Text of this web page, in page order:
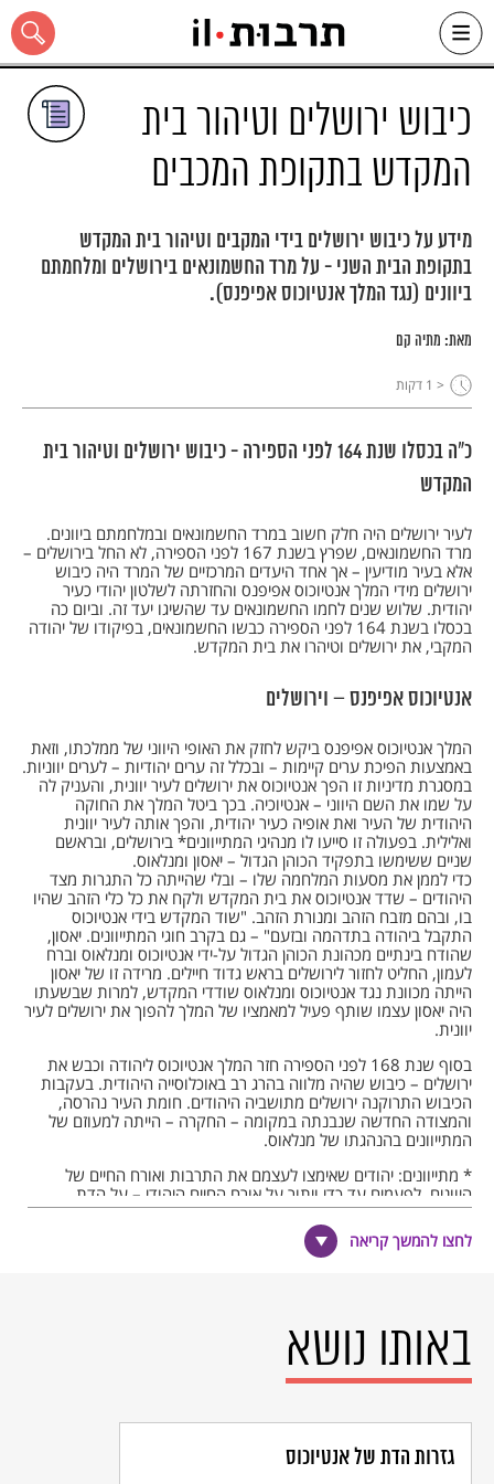
Skip
content
כל האתר
כיבוש ירושלים וטיהור בית
המקדש בתקופת המכבים
מידע על כיבוש ירושלים בידי המקבים וטיהור בית המקדש
בתקופת הבית השני - על מרד החשמונאים בירושלים ומלחמתם
ביוונים (נגד המלך אנטיוכוס אפיפנס).
מאת: מתיה קם
< 1 דקות
כ"ה בכסלו שנת 164 לפני הספירה - כיבוש ירושלים וטיהור בית
המקדש
לעיר ירושלים היה חלק חשוב במרד החשמונאים ובמלחמתם ביוונים.
מרד החשמונאים, שפרץ בשנת 167 לפני הספירה, לא החל בירושלים –
אלא בעיר מודיעין – אך אחד היעדים המרכזיים של המרד היה כיבוש
ירושלים מידי המלך אנטיוכוס אפיפנס והחזרתה לשלטון יהודי כעיר
יהודית. שלוש שנים לחמו החשמונאים עד שהשיגו יעד זה. וביום כה
בכסלו בשנת 164 לפני הספירה כבשו החשמונאים, בפיקודו של יהודה
המקבי, את ירושלים וטיהרו את בית המקדש.
אנטיוכוס אפיפנס – וירושלים
המלך אנטיוכוס אפיפנס ביקש לחזק את האופי היווני של ממלכתו, וזאת
באמצעות הפיכת ערים קיימות – ובכלל זה ערים יהודיות – לערים יווניות.
במסגרת מדיניות זו הפך אנטיוכוס את ירושלים לעיר יוונית, והעניק לה
על שמו את השם היווני – אנטיוכיה. בכך ביטל המלך את החוקה
היהודית של העיר ואת אופיה כעיר יהודית, והפך אותה לעיר יוונית
ואלילית. בפעולה זו סייעו לו מנהיגי המתייוונים* בירושלים, ובראשם
שניים ששימשו בתפקיד הכוהן הגדול – יאסון ומנלאוס.
כדי לממן את מסעות המלחמה שלו – ובלי שהייתה כל התגרות מצד
היהודים – שדד אנטיוכוס את בית המקדש ולקח את כל כלי הזהב שהיו
בו, ובהם מזבח הזהב ומנורת הזהב. "שוד המקדש בידי אנטיוכוס
התקבל ביהודה בתדהמה ובזעם" – גם בקרב חוגי המתייוונים. יאסון,
שהודח בינתיים מכהונת הכוהן הגדול על-ידי אנטיוכוס ומנלאוס וברח
לעמון, החליט לחזור לירושלים בראש גדוד חיילים. מרידה זו של יאסון
הייתה מכוונת נגד אנטיוכוס ומנלאוס שודדי המקדש, למרות שבשעתו
היה יאסון עצמו שותף פעיל למאמציו של המלך להפוך את ירושלים לעיר
יוונית.
בסוף שנת 168 לפני הספירה חזר המלך אנטיוכוס ליהודה וכבש את
ירושלים – כיבוש שהיה מלווה בהרג רב באוכלוסייה היהודית. בעקבות
הכיבוש התרוקנה ירושלים מתושביה היהודים. חומת העיר נהרסה,
והמצודה החדשה שנבנתה במקומה – החקרה – הייתה למעוזם של
המתייוונים בהנהגתו של מנלאוס.
* מתייוונים: יהודים שאימצו לעצמם את התרבות ואורח החיים של
היוונים, לפעמים עד כדי ויתור על אורח החיים היהודי – על הדת
והמסורת היהודית.
לפני הספירה. שלוש שנים נלחמו החשמונאים בצבאותיו של המלך
אנטיוכוס אפיפנס – עד שהצליחו לכבוש את ירושלים. מתתיהו
החשמונאי עמד בראש המרד במשך כשנה, ולאחר מותו עבר הפיקוד על
המרד לבנו השלישי, יהודה, שנודע בכינוי "המקבי". יהודה נחשב
את המורדים לכיבוש ירושלים בחודש כסלו שנת 164 לפני הספירה.
לכיבוש ירושלים קדמו כמה ניצחונות חשובים, ובעיקר הניצחון בקרב
אמאוס*. ניצחון זה העמיד בסכנה את צבאו של אנטיוכוס בירושלים,
לחצו להמשך קריאה
באותו נושא
גזרות הדת של אנטיוכוס